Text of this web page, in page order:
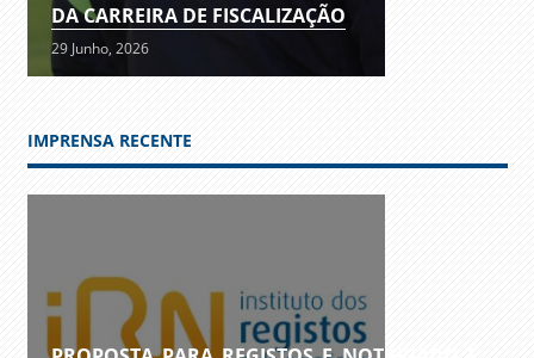
DA CARREIRA DE FISCALIZAÇÃO
29 Junho, 2026
IMPRENSA RECENTE